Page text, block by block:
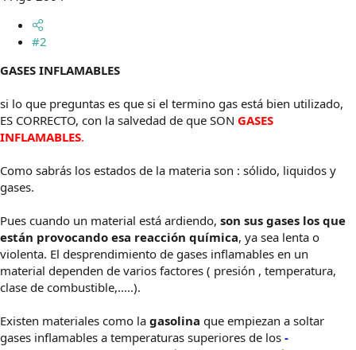
#2
GASES INFLAMABLES
si lo que preguntas es que si el termino gas está bien utilizado,
ES CORRECTO, con la salvedad de que SON GASES
INFLAMABLES.
Como sabrás los estados de la materia son : sólido, liquidos y
gases.
Pues cuando un material está ardiendo, son sus gases los que
están provocando esa reacción química, ya sea lenta o
violenta. El desprendimiento de gases inflamables en un
material dependen de varios factores ( presión , temperatura,
clase de combustible,.....).
Existen materiales como la gasolina que empiezan a soltar
gases inflamables a temperaturas superiores de los -